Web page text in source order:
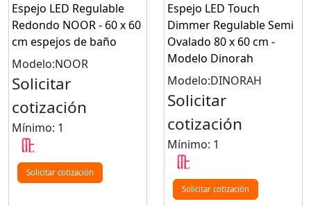
Espejo LED Regulable
Redondo NOOR - 60 x 60
cm espejos de baño
Modelo:NOOR
Solicitar
cotización
Mínimo: 1
Solicitar cotización
Espejo LED Touch
Dimmer Regulable Semi
Ovalado 80 x 60 cm -
Modelo Dinorah
Modelo:DINORAH
Solicitar
cotización
Mínimo: 1
Solicitar cotización